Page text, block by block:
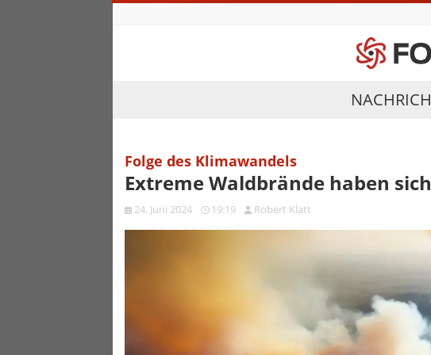
Folge des Klimawandels
Extreme Waldbrände haben
24. Juni 2024 19:19 Robert Klatt